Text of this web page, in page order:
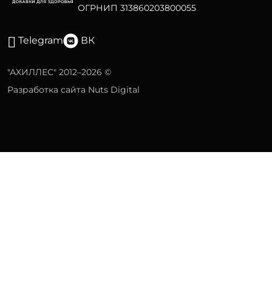
ОГРНИП 313860203800055
Telegram ВК
"АХИЛЛЕС" 2012–2026 ©
Разработка сайта Nuts Digital